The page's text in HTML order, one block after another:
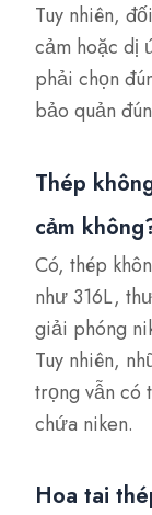
Tuy nhiên,
cảm hoặc dị
phải chọn
bảo quản
Thép
cảm
Có, thép
như 316L,
giải phóng
Tuy nhiên,
trọng vẫn có
chứa niken.
Hoa tai